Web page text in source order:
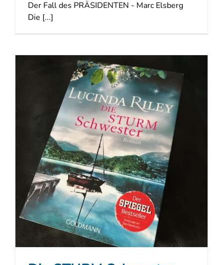
Der Fall des PRÄSIDENTEN - Marc Elsberg
Die [...]